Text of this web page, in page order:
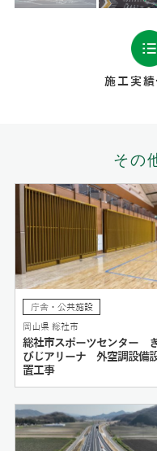
施工実
その
庁舎・公共施設
岡山県 総社市
総社市スポーツセンター
びじアリーナ 外空調設備
置工事